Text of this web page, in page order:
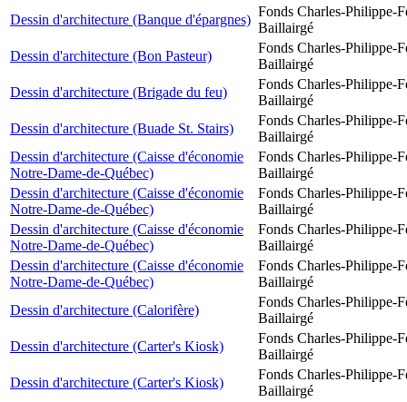
Dessin d'architecture (Banque d'épargnes)
Fonds Charles-Philippe-
Baillairgé
Dessin d'architecture (Bon Pasteur)
Fonds Charles-Philippe-
Baillairgé
Dessin d'architecture (Brigade du feu)
Fonds Charles-Philippe-
Baillairgé
Dessin d'architecture (Buade St. Stairs)
Fonds Charles-Philippe-
Baillairgé
Dessin d'architecture (Caisse d'économie
Notre-Dame-de-Québec)
Fonds Charles-Philippe-
Baillairgé
Dessin d'architecture (Caisse d'économie
Notre-Dame-de-Québec)
Fonds Charles-Philippe-
Baillairgé
Dessin d'architecture (Caisse d'économie
Notre-Dame-de-Québec)
Fonds Charles-Philippe-
Baillairgé
Dessin d'architecture (Caisse d'économie
Notre-Dame-de-Québec)
Fonds Charles-Philippe-
Baillairgé
Dessin d'architecture (Calorifère)
Fonds Charles-Philippe-
Baillairgé
Dessin d'architecture (Carter's Kiosk)
Fonds Charles-Philippe-
Baillairgé
Dessin d'architecture (Carter's Kiosk)
Fonds Charles-Philippe-
Baillairgé